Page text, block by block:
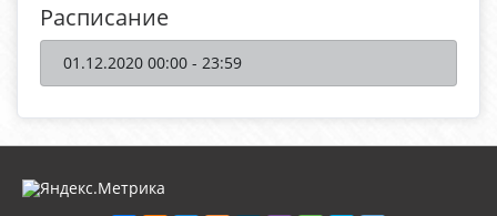
Расписание
01.12.2020 00:00 - 23:59